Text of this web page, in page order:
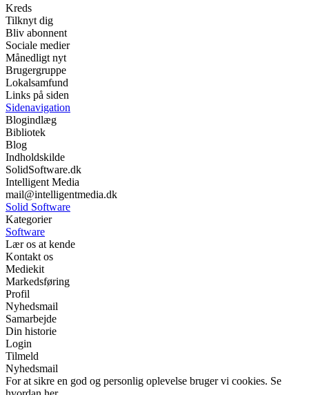
Kreds
Tilknyt dig
Bliv abonnent
Sociale medier
Månedligt nyt
Brugergruppe
Lokalsamfund
Links på siden
Sidenavigation
Blogindlæg
Bibliotek
Blog
Indholdskilde
SolidSoftware.dk
Intelligent Media
mail@intelligentmedia.dk
Solid Software
Kategorier
Software
Lær os at kende
Kontakt os
Mediekit
Markedsføring
Profil
Nyhedsmail
Samarbejde
Din historie
Login
Tilmeld
Nyhedsmail
For at sikre en god og personlig oplevelse bruger vi cookies. Se